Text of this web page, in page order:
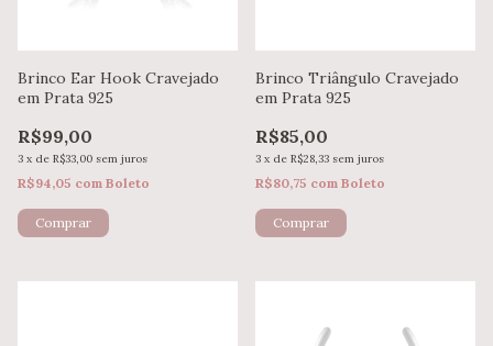
Brinco Ear Hook Cravejado
em Prata 925
R$99,00
3 x de R$33,00 sem juros
R$94,05 com Boleto
Brinco Triângulo Cravejado
em Prata 925
R$85,00
3 x de R$28,33 sem juros
R$80,75 com Boleto